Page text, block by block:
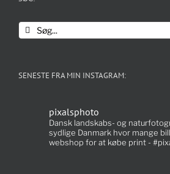
Søg
efter:
SENESTE FRA MIN INSTAGRAM:
pixalsphoto
Dansk landskabs- og
sydlige Danmark hvor mange
webshop for at købe print -